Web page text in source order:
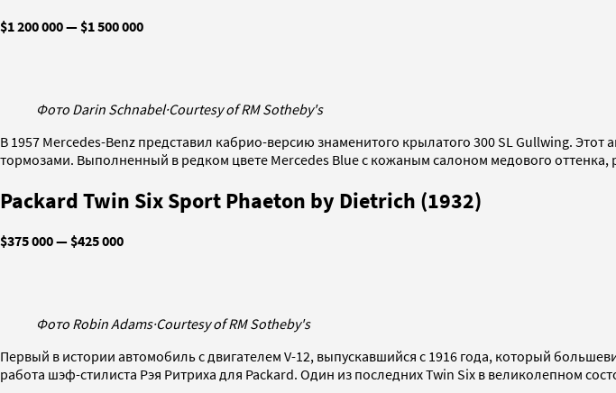
$1 200 000 — $1 500 000
Фото Darin Schnabel·Courtesy of RM Sotheby's
В 1957 Mercedes-Benz представил кабрио-версию знаменитого крылатого 300 SL Gullwing.
тормозами. Выполненный в редком цвете Mercedes Blue с кожаным салоном медового
Packard Twin Six Sport Phaeton by Dietrich (1932)
$375 000 — $425 000
Фото Robin Adams·Courtesy of RM Sotheby's
Первый в истории автомобиль с двигателем V-12, выпускавшийся с 1916 года, который
работа шэф-стилиста Рэя Ритриха для Packard. Один из последних Twin Six в великолепном